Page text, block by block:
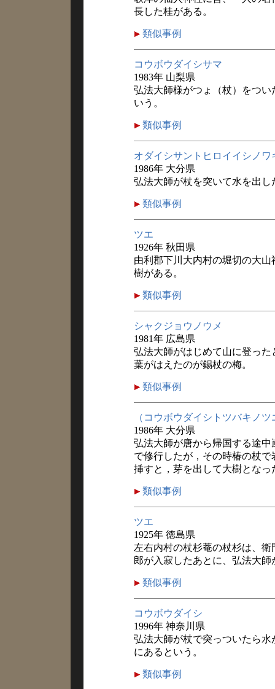
長した桂がある。
類似事例
コウボウダイシサマ
1983年 山梨県
弘法大師様がつょ（杖）をつ
いう。
類似事例
オダイシサントヒロイイシノワ
1986年 大分県
弘法大師が杖を突いて水を出し
類似事例
ツエ
1926年 秋田県
由利郡下川大内村の堀切の大
樹がある。
類似事例
シャクジョウノウメ
1981年 広島県
弘法大師がはじめて山に登っ
葉がはえたのが錫杖の梅。
類似事例
（コウボウダイシトツバキノツ
1986年 大分県
弘法大師が唐から帰国する途
で修行したが，その時椿の杖
挿すと，芽を出して大樹となっ
類似事例
ツエ
1925年 徳島県
左右内村の杖杉菴の杖杉は、
郎が入寂したあとに、弘法大
類似事例
コウボウダイシ
1996年 神奈川県
弘法大師が杖で突っついたら
にあるという。
類似事例